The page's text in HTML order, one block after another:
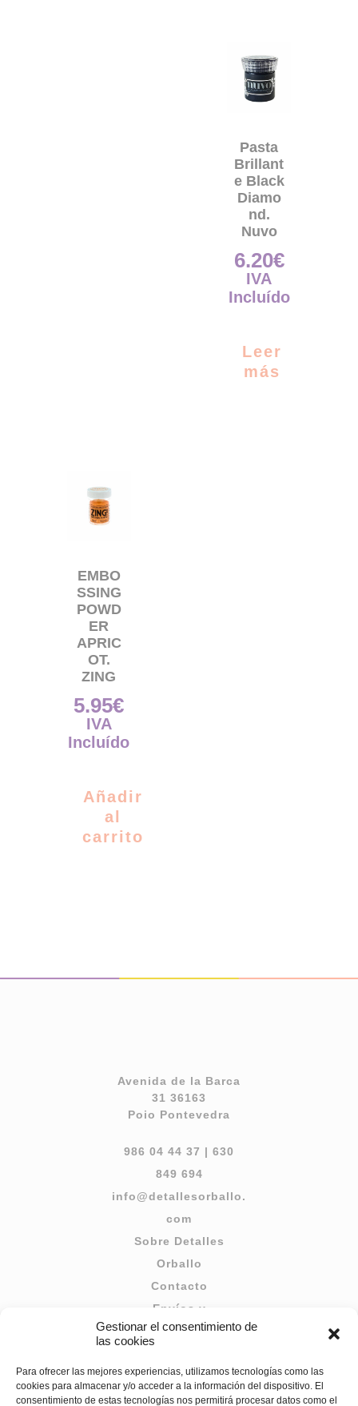
Gestionar el consentimiento de
las cookies
Para ofrecer las mejores experiencias, utilizamos tecnologías como las
cookies para almacenar y/o acceder a la información del dispositivo. El
consentimiento de estas tecnologías nos permitirá procesar datos como el
Pasta
Brillant
e Black
Diamo
nd.
Nuvo
6.20€
IVA
Incluído
Leer
más
EMBO
SSING
POWD
ER
APRIC
OT.
ZING
5.95€
IVA
Incluído
Añadir
al
carrito
Avenida de la Barca
31 36163
Poio Pontevedra
986 04 44 37 | 630
849 694
info@detallesorballo.
com
Sobre Detalles
Orballo
Contacto
Envíos y
Devoluciones
Condiciones
Aviso Legal